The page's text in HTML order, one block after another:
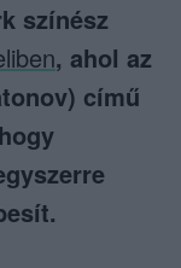
színész
, ahol az
című